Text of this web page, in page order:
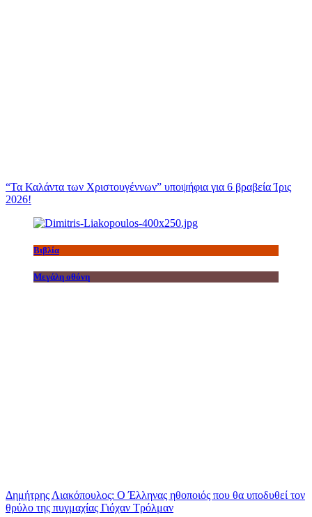
“Τα Καλάντα των Χριστουγέννων” υποψήφια για 6 βραβεία Ίρις
2026!
Βιβλία
Μεγάλη οθόνη
Δημήτρης Λιακόπουλος: Ο Έλληνας ηθοποιός που θα υποδυθεί τον
θρύλο της πυγμαχίας Γιόχαν Τρόλμαν